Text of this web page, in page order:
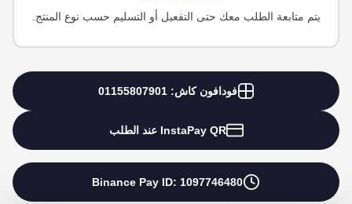
يتم متابعة الطلب معك حتى التفعيل أو التسليم حسب نوع المنتج.
فودافون كاش: 01155807901
InstaPay QR عند الطلب
Binance Pay ID: 1097746480